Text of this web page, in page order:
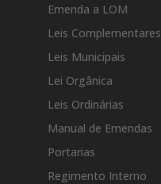
Emenda a LOM
Leis Complementares
Leis Municipais
Lei Orgânica
Leis Ordinárias
Manual de Emendas
Portarias
Regimento Interno